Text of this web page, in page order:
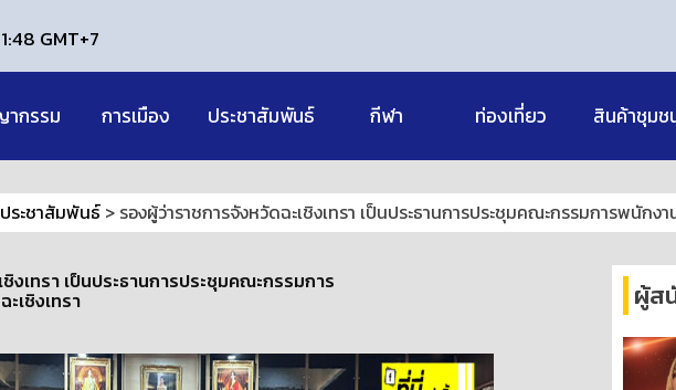
GMT+7
กรรม การเมือง ประชาสัมพันธ์ กีฬา ท่องเที่ยว สินค้าชุมช
ประชาสัมพันธ์ > รองผู้ว่าราชการจังหวัดฉะเชิงเทรา เป็นประธานการประชุมคณะกรรมการพนักง
งเทรา เป็นประธานการประชุมคณะกรรมการ
เชิงเทรา ผู้ส